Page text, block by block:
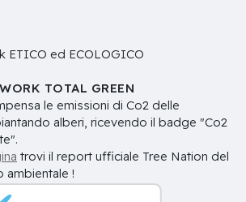
ETICO ed ECOLOGICO
TOTAL GREEN
le emissioni di Co2 delle
alberi, ricevendo il badge "Co2
trovi il report ufficiale Tree Nation del
ambientale !